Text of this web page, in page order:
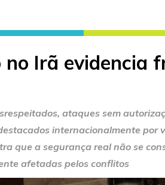
Irã evidencia
ataques sem
internacionalmente
que a segurança real não se
afetadas pelos conflitos